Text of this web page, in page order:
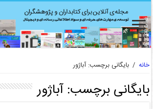
خانه / بایگانی برچسب: آباژور
بایگانی برچسب: آباژور